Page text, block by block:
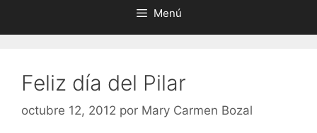
Menú
Feliz día del Pilar
octubre 12, 2012 por Mary Carmen Bozal